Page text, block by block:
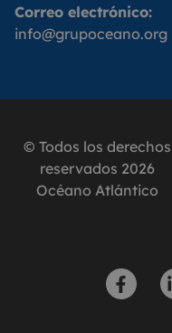
Correo electrónico:
info@grupoceano.org
© Todos los derechos
reservados 2026
Océano Atlántico